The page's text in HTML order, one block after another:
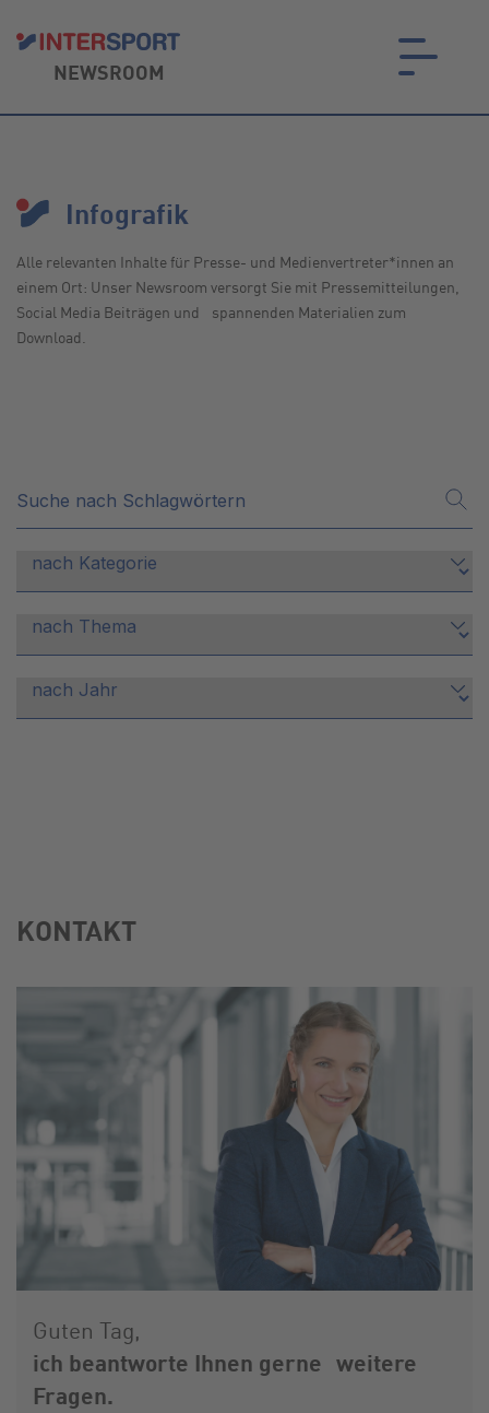
NEWSROOM
Infografik
Alle relevanten Inhalte für Presse- und Medien­vertreter*innen an
einem Ort: Unser Newsroom versorgt Sie mit Pressemitteilungen,
Social Media Beiträgen und spannenden Materialien zum
Download.
KONTAKT
Guten Tag,
ich beantworte Ihnen gerne weitere
Fragen.